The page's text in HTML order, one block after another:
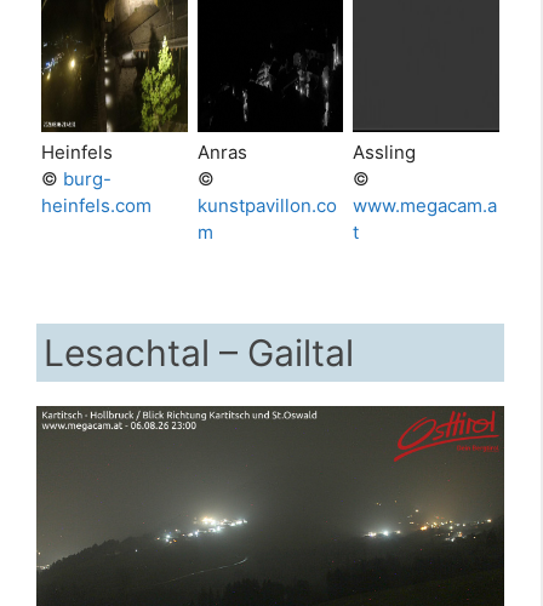
Heinfels
© burg-
heinfels.com
Anras
©
kunstpavillon.co
m
Assling
©
www.megacam.a
t
Lesachtal – Gailtal